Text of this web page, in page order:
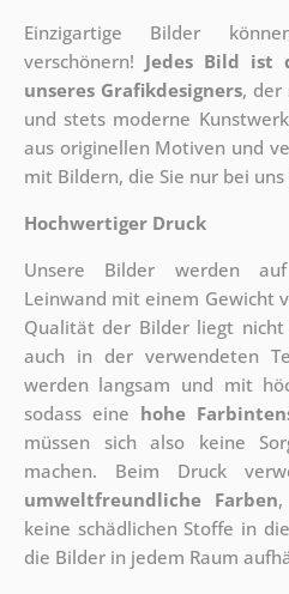
Einzigartige Bilder
verschönern! Jedes Bild ist
unseres Grafikdesigners, der
und stets moderne
aus originellen Motiven und
mit Bildern, die Sie nur bei
Hochwertiger Druck
Unsere Bilder werden
Leinwand mit einem Gewicht
Qualität der Bilder liegt
auch in der verwendeten
werden langsam und mit
sodass eine hohe
müssen sich also keine
machen. Beim Druck
umweltfreundliche Farben
keine schädlichen Stoffe in
die Bilder in jedem Raum